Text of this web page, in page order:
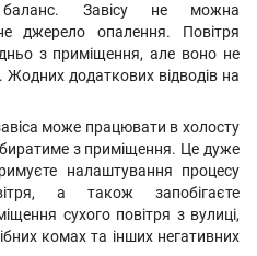
баланс. Завісу не можна
джерело опалення. Повітря
з приміщення, але воно не
додаткових відводів на
може працювати в холосту
з приміщення. Це дуже
налаштування процесу
а також запобігаєте
сухого повітря з вулиці,
комах та інших негативних